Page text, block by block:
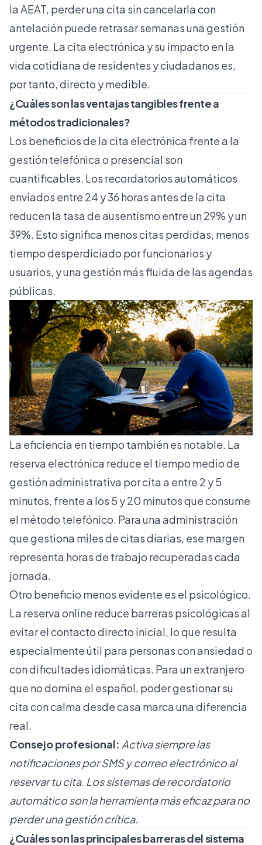
la AEAT, perder una cita sin cancelarla con
antelación puede retrasar semanas una gestión
urgente. La cita electrónica y su impacto en la
vida cotidiana de residentes y ciudadanos es,
por tanto, directo y medible.
¿Cuáles son las ventajas tangibles frente a
métodos tradicionales?
Los beneficios de la cita electrónica frente a la
gestión telefónica o presencial son
cuantificables. Los recordatorios automáticos
enviados entre 24 y 36 horas antes de la cita
reducen la tasa de ausentismo entre un 29% y un
39%. Esto significa menos citas perdidas, menos
tiempo desperdiciado por funcionarios y
usuarios, y una gestión más fluida de las agendas
públicas.
La eficiencia en tiempo también es notable. La
reserva electrónica reduce el tiempo medio de
gestión administrativa por cita a entre 2 y 5
minutos, frente a los 5 y 20 minutos que consume
el método telefónico. Para una administración
que gestiona miles de citas diarias, ese margen
representa horas de trabajo recuperadas cada
jornada.
Otro beneficio menos evidente es el psicológico.
La reserva online reduce barreras psicológicas al
evitar el contacto directo inicial, lo que resulta
especialmente útil para personas con ansiedad o
con dificultades idiomáticas. Para un extranjero
que no domina el español, poder gestionar su
cita con calma desde casa marca una diferencia
real.
Consejo profesional: Activa siempre las
notificaciones por SMS y correo electrónico al
reservar tu cita. Los sistemas de recordatorio
automático son la herramienta más eficaz para no
perder una gestión crítica.
¿Cuáles son las principales barreras del sistema